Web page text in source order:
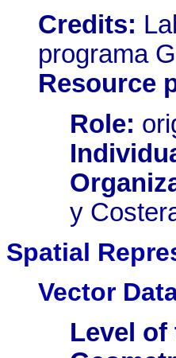
Credits:
programa
Resource
Role:
y
Spatial
Vector
Level